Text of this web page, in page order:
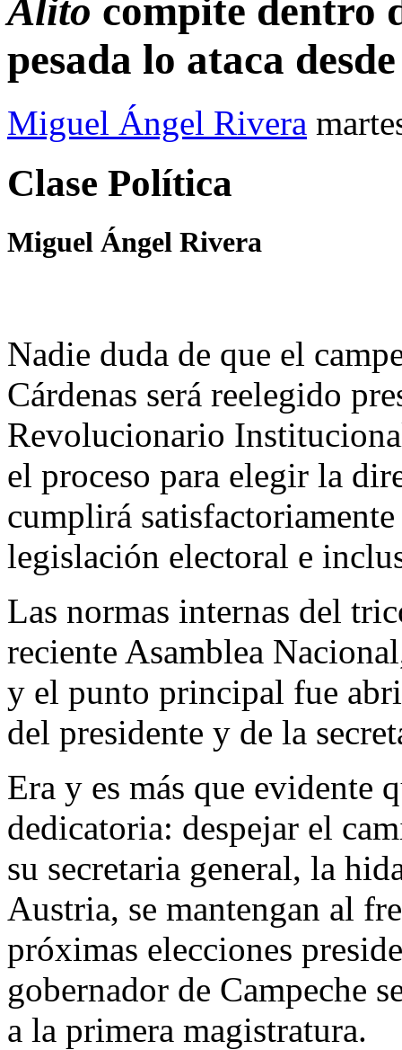
Alito compite dentro
pesada lo ataca
Miguel Ángel Rivera
Clase Política
Miguel Ángel Rivera
Nadie duda de que el
Cárdenas será reelegido
Revolucionario
el proceso para elegir la
cumplirá
legislación electoral e
Las normas internas del
reciente Asamblea
y el punto principal fue
del presidente y de la
Era y es más que evidente
dedicatoria: despejar el
su secretaria general, la
Austria, se mantengan al
próximas elecciones
gobernador de Campeche
a la primera magistratura.